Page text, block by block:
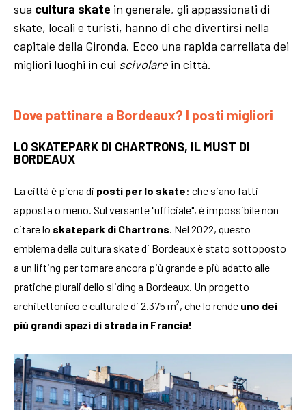
sua cultura skate in generale, gli appassionati di
skate, locali e turisti, hanno di che divertirsi nella
capitale della Gironda. Ecco una rapida carrellata dei
migliori luoghi in cui scivolare in città.
Dove pattinare a Bordeaux? I posti migliori
LO SKATEPARK DI CHARTRONS, IL MUST DI
BORDEAUX
La città è piena di posti per lo skate: che siano fatti
apposta o meno. Sul versante "ufficiale", è impossibile non
citare lo skatepark di Chartrons. Nel 2022, questo
emblema della cultura skate di Bordeaux è stato sottoposto
a un lifting per tornare ancora più grande e più adatto alle
pratiche plurali dello sliding a Bordeaux. Un progetto
architettonico e culturale di 2.375 m², che lo rende uno dei
più grandi spazi di strada in Francia!